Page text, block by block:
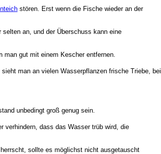
stören. Erst wenn die Fische wieder an der
an, und der Überschuss kann eine
man gut mit einem Kescher entfernen.
man an vielen Wasserpflanzen frische Triebe, bei
unbedingt groß genug sein.
verhindern, dass das Wasser trüb wird, die
sollte es möglichst nicht ausgetauscht